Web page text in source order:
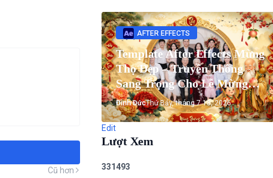
Cũ hơn
AFTER EFFECTS
Template After Effects Mừng
Thọ Đẹp – Truyền Thống
Sang Trọng Cho Lễ Mừng
Thọ Ông Bà
Đình ĐứcThứ Bảy, tháng 7 18, 2026
Edit
Lượt Xem
331 493